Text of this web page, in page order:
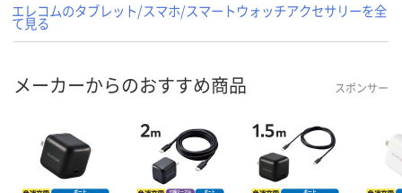
エレコムのタブレット/スマホ/スマートウォッチアクセサリーを全
て見る
メーカーからのおすすめ商品 スポンサー